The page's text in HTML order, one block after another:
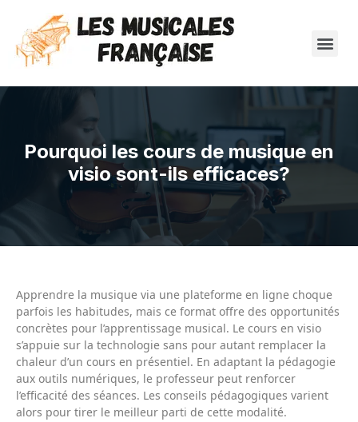
Pourquoi les cours de musique en
visio sont-ils efficaces?
Apprendre la musique via une plateforme en ligne choque
parfois les habitudes, mais ce format offre des opportunités
concrètes pour l’apprentissage musical. Le cours en visio
s’appuie sur la technologie sans pour autant remplacer la
chaleur d’un cours en présentiel. En adaptant la pédagogie
aux outils numériques, le professeur peut renforcer
l’efficacité des séances. Les conseils pédagogiques varient
alors pour tirer le meilleur parti de cette modalité.